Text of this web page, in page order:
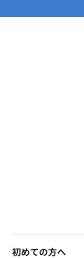
初めての方へ